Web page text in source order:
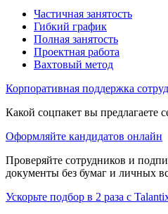
Частичная занятость
Гибкий график
Полная занятость
Проектная работа
Вахтовый метод
Корпоративная поддержка
Какой соцпакет вы предлагаете
Оформляйте кандидатов онлайн
Проверяйте сотрудников и
документы без бумаг и личных
Ускорьте подбор в 2 раза с